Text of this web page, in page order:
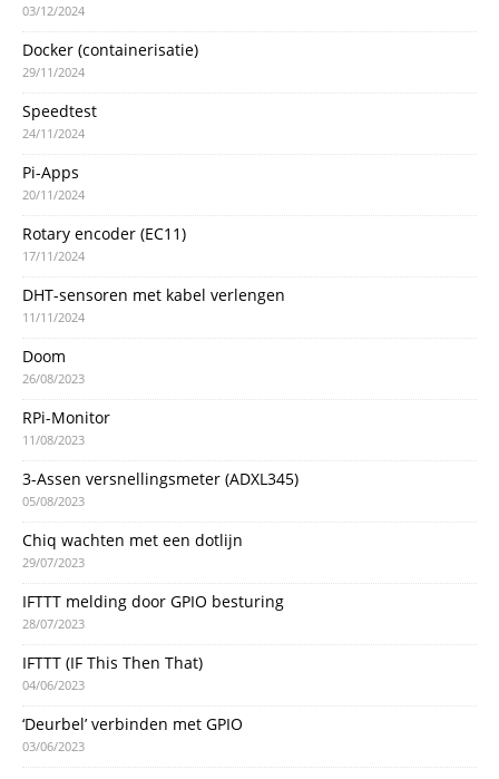
03/12/2024
Docker (containerisatie)
29/11/2024
Speedtest
24/11/2024
Pi-Apps
20/11/2024
Rotary encoder (EC11)
17/11/2024
DHT-sensoren met kabel verlengen
11/11/2024
Doom
26/08/2023
RPi-Monitor
11/08/2023
3-Assen versnellingsmeter (ADXL345)
05/08/2023
Chiq wachten met een dotlijn
29/07/2023
IFTTT melding door GPIO besturing
28/07/2023
IFTTT (IF This Then That)
04/06/2023
‘Deurbel’ verbinden met GPIO
03/06/2023